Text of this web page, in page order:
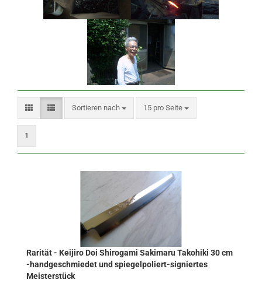
Sortieren nach
Sortieren nach 15 pro Seite
pro Seite
1
Rarität - Keijiro Doi Shirogami Sakimaru Takohiki 30 cm
-handgeschmiedet und spiegelpoliert-signiertes
Meisterstück